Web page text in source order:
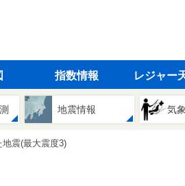
指数情報 レジャー
地震情報 気
震(最大震度3)